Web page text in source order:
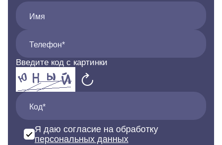
Имя
Телефон*
Введите код с картинки
Код*
Я даю согласие на обработку
персональных данных